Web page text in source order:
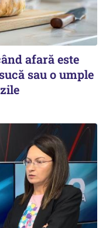
afară este
sau o umple